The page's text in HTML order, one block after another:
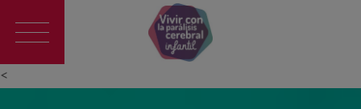
navigation
<